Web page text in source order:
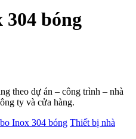
bóng
theo dự án – công trình – nhà
ty và cửa hàng.
Inox 304 bóng Thiết bị nhà